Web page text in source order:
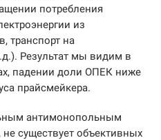
потребления
из
транспорт на
Результат мы видим в
падении доли ОПЕК ниже
прайсмейкера.
антимонопольным
существует объективных